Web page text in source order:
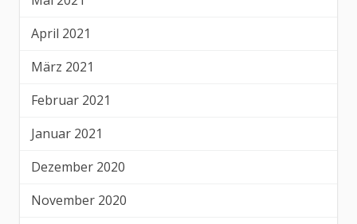
April 2021
März 2021
Februar 2021
Januar 2021
Dezember 2020
November 2020